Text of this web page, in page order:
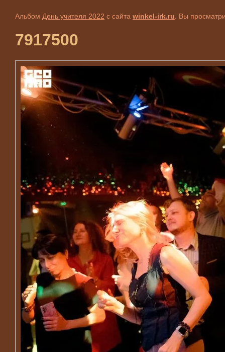
Альбом День учителя 2022 с сайта winkel-irk.ru . Вы
7917500